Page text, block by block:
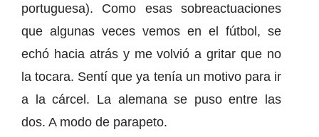
portuguesa). Como esas sobreactuaciones
que algunas veces vemos en el fútbol, se
echó hacia atrás y me volvió a gritar que no
la tocara. Sentí que ya tenía un motivo para ir
a la cárcel. La alemana se puso entre las
dos. A modo de parapeto.